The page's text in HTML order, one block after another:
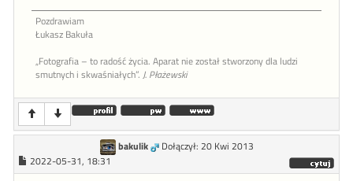
Pozdrawiam
Łukasz Bakuła
„Fotografia – to radość życia. Aparat nie został stworzony dla ludzi
smutnych i skwaśniałych”. J. Płażewski
bakulik
Dołączył: 20 Kwi 2013
2022-05-31, 18:31